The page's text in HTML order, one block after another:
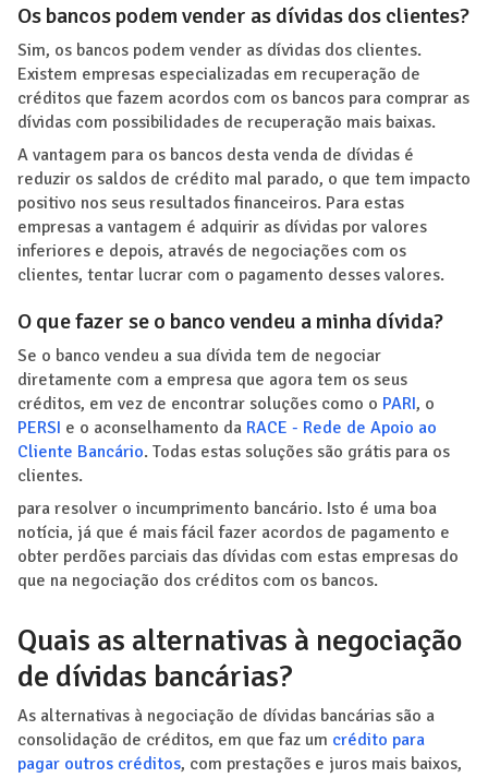
Os bancos podem vender as dívidas dos clientes?
Sim, os bancos podem vender as dívidas dos clientes.
Existem empresas especializadas em recuperação de
créditos que fazem acordos com os bancos para comprar as
dívidas com possibilidades de recuperação mais baixas.
A vantagem para os bancos desta venda de dívidas é
reduzir os saldos de crédito mal parado, o que tem impacto
positivo nos seus resultados financeiros. Para estas
empresas a vantagem é adquirir as dívidas por valores
inferiores e depois, através de negociações com os
clientes, tentar lucrar com o pagamento desses valores.
O que fazer se o banco vendeu a minha dívida?
Se o banco vendeu a sua dívida tem de negociar
diretamente com a empresa que agora tem os seus
créditos, em vez de encontrar soluções como o PARI, o
PERSI e o aconselhamento da RACE - Rede de Apoio ao
Cliente Bancário. Todas estas soluções são grátis para os
clientes.
para resolver o incumprimento bancário. Isto é uma boa
notícia, já que é mais fácil fazer acordos de pagamento e
obter perdões parciais das dívidas com estas empresas do
que na negociação dos créditos com os bancos.
Quais as alternativas à negociação
de dívidas bancárias?
As alternativas à negociação de dívidas bancárias são a
consolidação de créditos, em que faz um crédito para
pagar outros créditos, com prestações e juros mais baixos,